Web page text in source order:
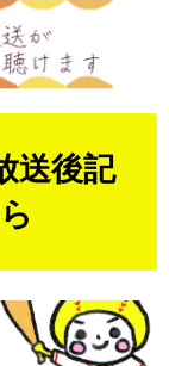
送後記